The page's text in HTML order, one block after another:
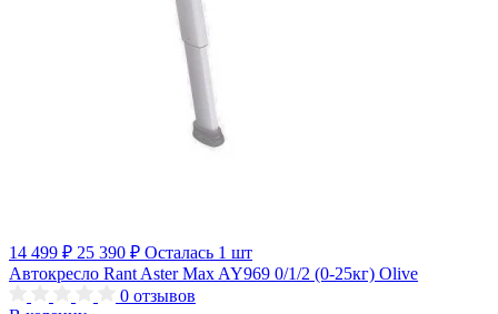
14 499 ₽ 25 390 ₽ Осталась 1 шт
Автокресло Rant Aster Max AY969 0/1/2 (0-25кг) Olive
0 отзывов